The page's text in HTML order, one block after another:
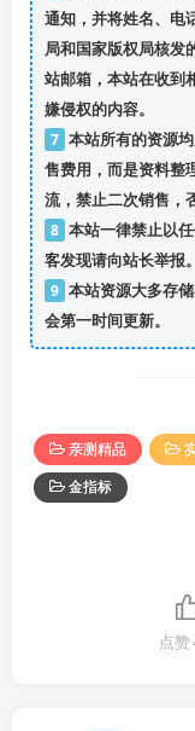
通知，并将姓名、电
局和国家版权局核发
站邮箱，本站在收到
嫌侵权的内容。
7 本站所有的资源
售费用，而是资料整
流，禁止二次销售，
8 本站一律禁止以
客发现请向站长举报。
9 本站资源大多存
会第一时间更新。
亲测精品
金指标
点赞